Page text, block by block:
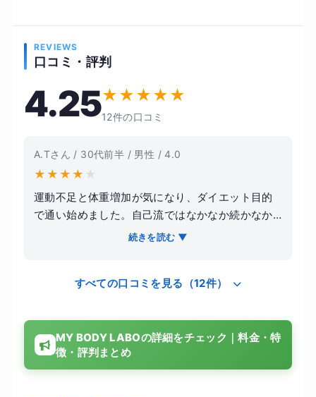
REVIEWS
口コミ・評判
4.25★★★★★
12件の口コミ
A.Tさん / 30代前半 / 男性 / 4.0
★ ★ ★ ★ ★
運動不足と体重増加が気になり、ダイエット目的
で通い始めました。自己流ではなかなか続かなか
ったため、プロに見てもらいたいと思ったのがき
てもらえたので安心して取り組めました。食事に
常生活でも意識が変わったと感じています。結果
として体重も少しずつ減り、体力もついてきた実
感があります。設備も清潔で通いやすい環境でし
たが、料金はやや高めに感じたため、長期的に続
続きを読む ▼
すべての口コミを見る（12件）
MY BODY LABOの詳細をチェック｜料金・特
徴・評判まとめ